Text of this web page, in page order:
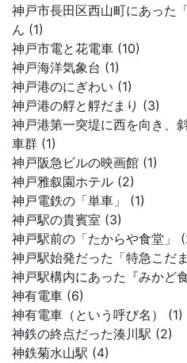
神戸市長田区西山町にあった
ん (1)
神戸市電と花電車 (10)
神戸海洋気象台 (1)
神戸港のにぎわい (1)
神戸港の艀と艀だまり (3)
神戸港第一突堤に西を向き、
車群 (1)
神戸阪急ビルの映画館 (1)
神戸雅叙園ホテル (2)
神戸電鉄の「単車」 (1)
神戸駅の貴賓室 (3)
神戸駅前の「たからや食堂」
神戸駅始発だった「特急こだ
神戸駅構内にあった『みかど
神有電車 (6)
神有電車（という呼び名） (1)
神鉄の終点だった湊川駅 (2)
神鉄菊水山駅 (4)